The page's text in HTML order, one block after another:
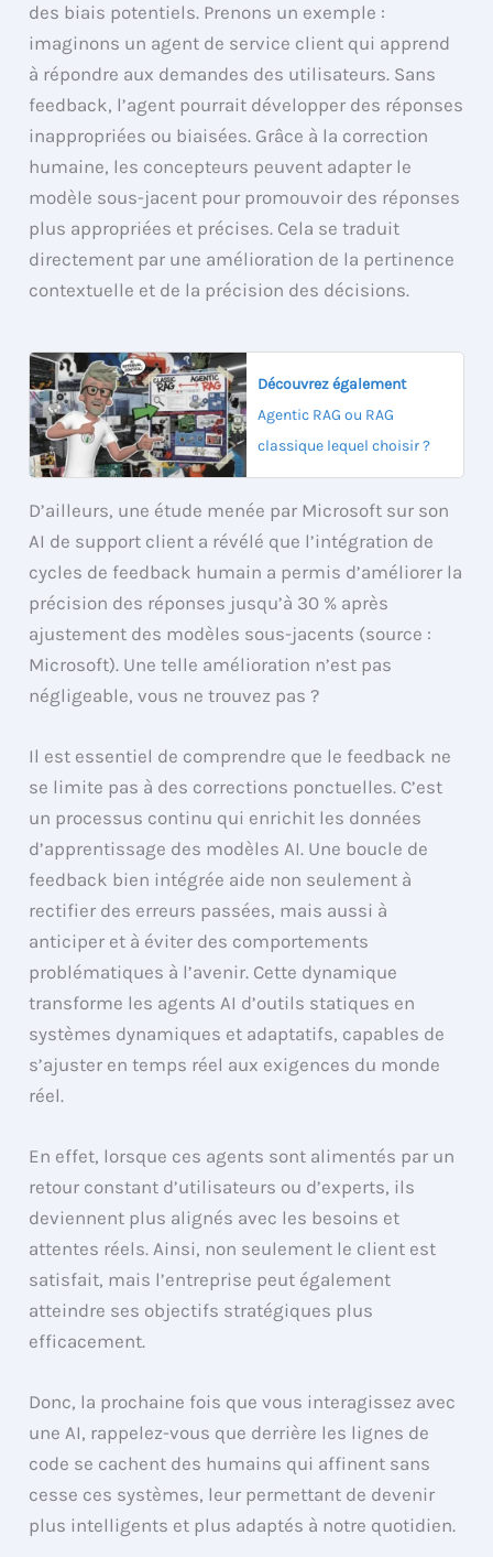
des biais potentiels. Prenons un exemple :
imaginons un agent de service client qui apprend
à répondre aux demandes des utilisateurs. Sans
feedback, l’agent pourrait développer des réponses
inappropriées ou biaisées. Grâce à la correction
humaine, les concepteurs peuvent adapter le
modèle sous-jacent pour promouvoir des réponses
plus appropriées et précises. Cela se traduit
directement par une amélioration de la pertinence
contextuelle et de la précision des décisions.
Découvrez également
Agentic RAG ou RAG
classique lequel choisir ?
D’ailleurs, une étude menée par Microsoft sur son
AI de support client a révélé que l’intégration de
cycles de feedback humain a permis d’améliorer la
précision des réponses jusqu’à 30 % après
ajustement des modèles sous-jacents (source :
Microsoft). Une telle amélioration n’est pas
négligeable, vous ne trouvez pas ?
Il est essentiel de comprendre que le feedback ne
se limite pas à des corrections ponctuelles. C’est
un processus continu qui enrichit les données
d’apprentissage des modèles AI. Une boucle de
feedback bien intégrée aide non seulement à
rectifier des erreurs passées, mais aussi à
anticiper et à éviter des comportements
problématiques à l’avenir. Cette dynamique
transforme les agents AI d’outils statiques en
systèmes dynamiques et adaptatifs, capables de
s’ajuster en temps réel aux exigences du monde
réel.
En effet, lorsque ces agents sont alimentés par un
retour constant d’utilisateurs ou d’experts, ils
deviennent plus alignés avec les besoins et
attentes réels. Ainsi, non seulement le client est
satisfait, mais l’entreprise peut également
atteindre ses objectifs stratégiques plus
efficacement.
Donc, la prochaine fois que vous interagissez avec
une AI, rappelez-vous que derrière les lignes de
code se cachent des humains qui affinent sans
cesse ces systèmes, leur permettant de devenir
plus intelligents et plus adaptés à notre quotidien.